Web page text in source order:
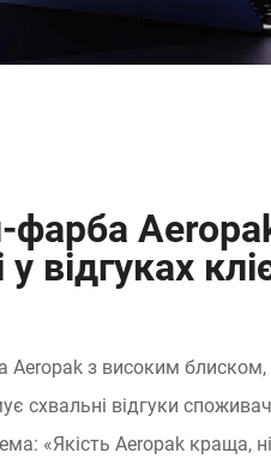
фарба
у відгуках
Aeropak з високим блиском,
схвальні відгуки
«Якість Aeropak краща,